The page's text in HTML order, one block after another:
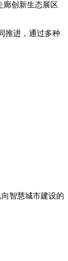
廊创新生态展区
推进，通过多种
智慧城市建设的